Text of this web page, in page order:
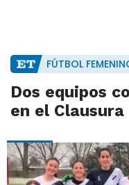
FÚTBOL
Dos equipos
en el Clausura